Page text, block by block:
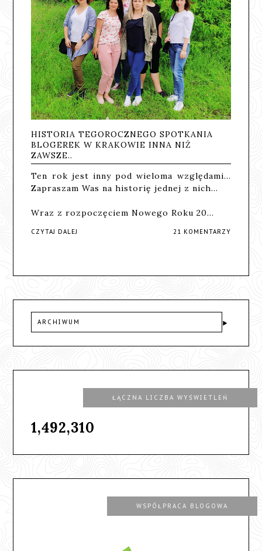
HISTORIA TEGOROCZNEGO SPOTKANIA
BLOGEREK W KRAKOWIE INNA NIŻ
ZAWSZE..
Ten rok jest inny pod wieloma względami...
Zapraszam Was na historię jednej z nich...
Wraz z rozpoczęciem Nowego Roku 20…
CZYTAJ DALEJ 21 KOMENTARZY
ARCHIWUM
ŁĄCZNA LICZBA WYŚWIETLEŃ
1,492,310
WSPÓŁPRACA BLOGOWA